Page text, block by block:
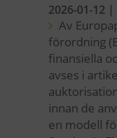
2026-01-12 |
Av
förordning
finansiella
avses i
innan de
en modell